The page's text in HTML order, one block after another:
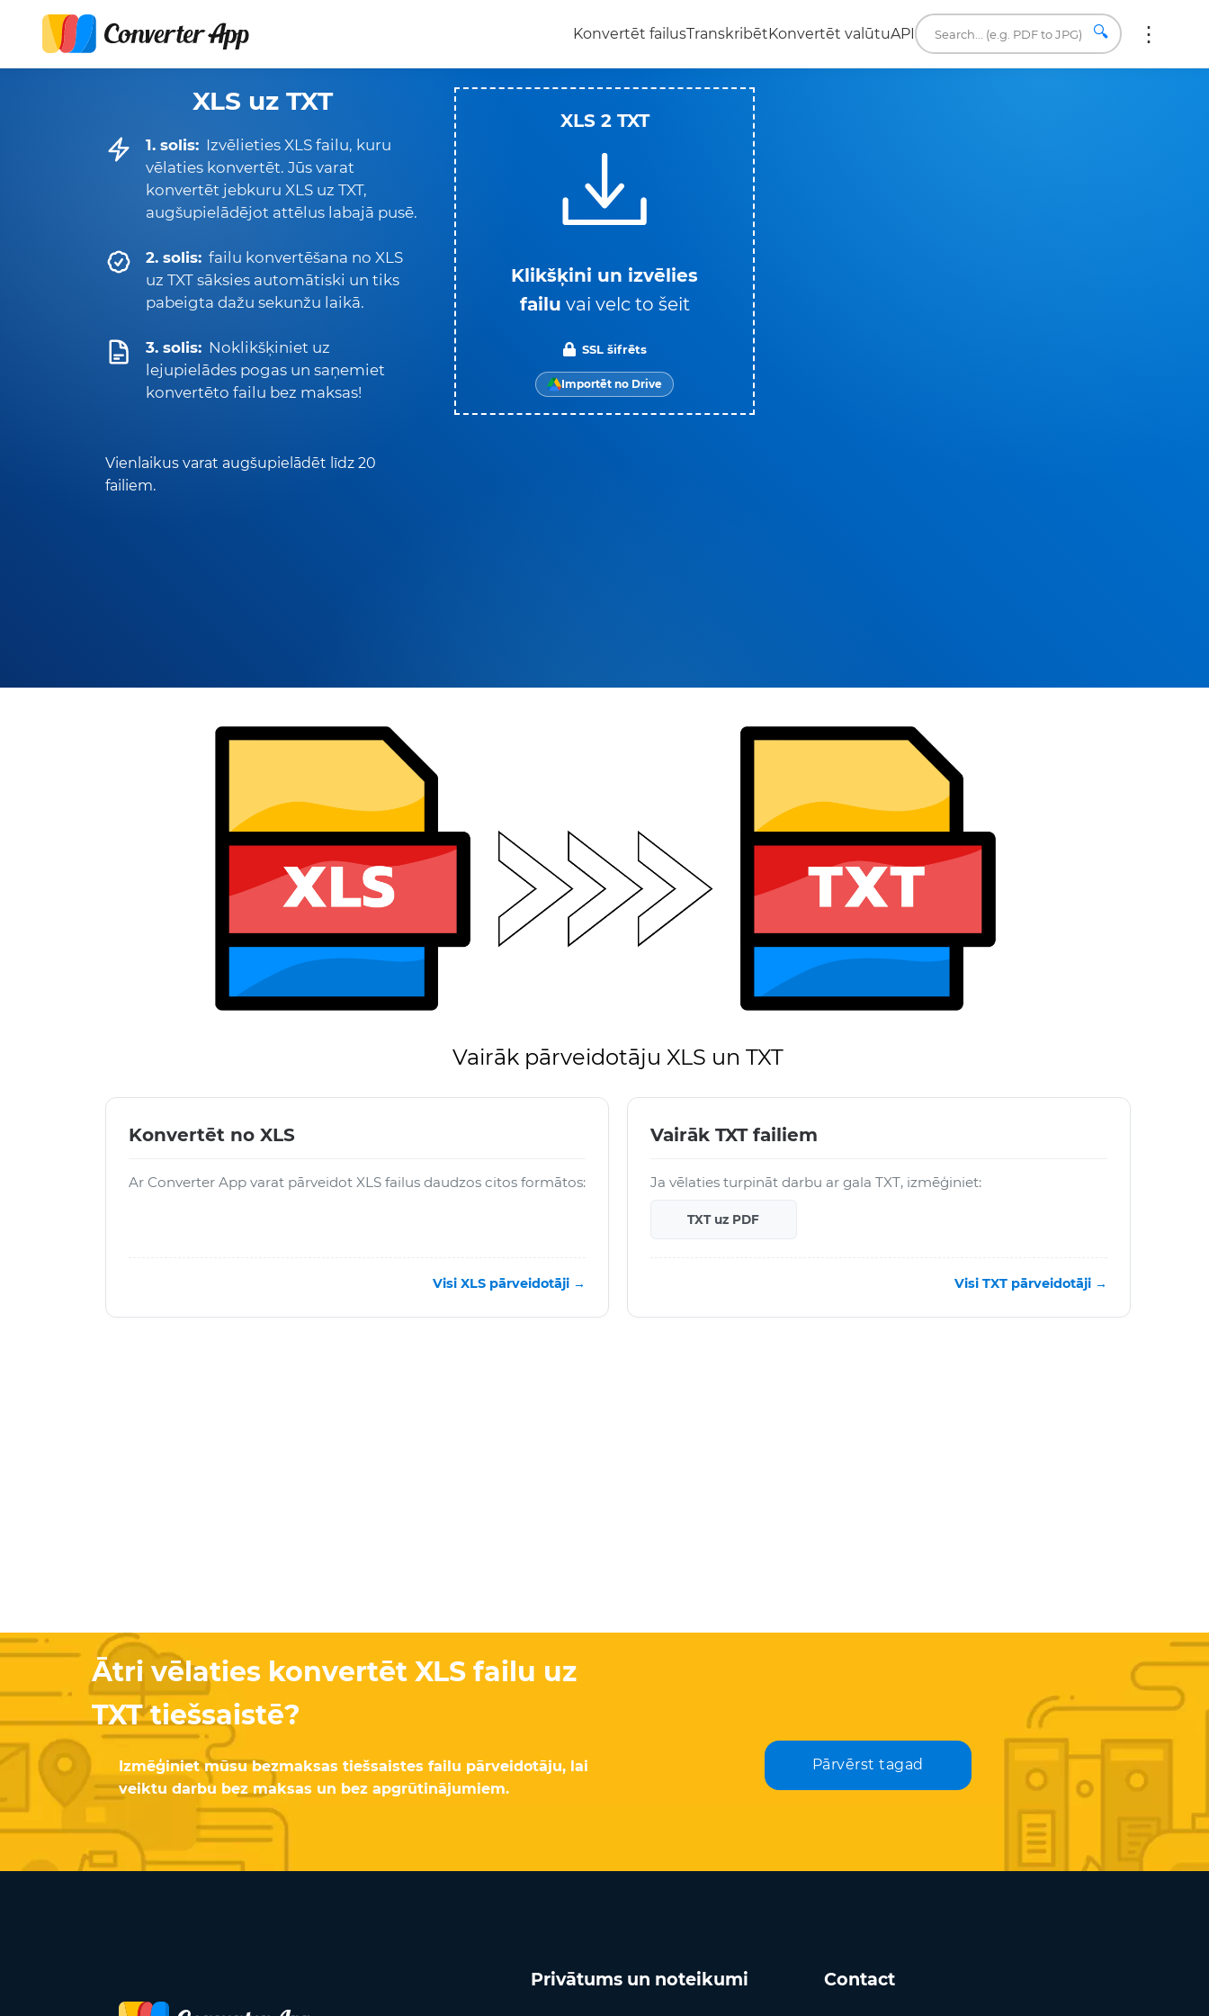
Konvertēt failusTranskribētKonvertēt valūtuAPI 🔍
XLS uz TXT
1. solis: Izvēlieties XLS failu, kuru
vēlaties konvertēt. Jūs varat
konvertēt jebkuru XLS uz TXT,
augšupielādējot attēlus labajā pusē.
2. solis: failu konvertēšana no XLS
uz TXT sāksies automātiski un tiks
pabeigta dažu sekunžu laikā.
3. solis: Noklikšķiniet uz
lejupielādes pogas un saņemiet
konvertēto failu bez maksas!
Vienlaikus varat augšupielādēt līdz 20
failiem.
XLS 2 TXT
Klikšķini un izvēlies
failu vai velc to šeit
SSL šifrēts
Importēt no Drive
Vairāk pārveidotāju XLS un TXT
Konvertēt no XLS
Ar Converter App varat pārveidot XLS failus daudzos citos formātos:
Visi XLS pārveidotāji →
Vairāk TXT failiem
Ja vēlaties turpināt darbu ar gala TXT, izmēģiniet:
TXT uz PDF
Visi TXT pārveidotāji →
Ātri vēlaties konvertēt XLS failu uz
TXT tiešsaistē?
Izmēģiniet mūsu bezmaksas tiešsaistes failu pārveidotāju, lai
veiktu darbu bez maksas un bez apgrūtinājumiem.
Pārvērst tagad
Privātums un noteikumi Contact